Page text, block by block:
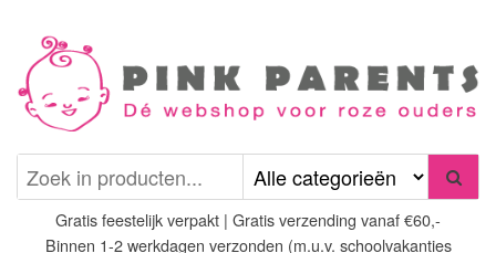
inhoud
Pink Parents
(wens)ouders
Gratis feestelijk verpakt | Gratis verzending vanaf €60,-
Binnen 1-2 werkdagen verzonden (m.u.v. schoolvakanties